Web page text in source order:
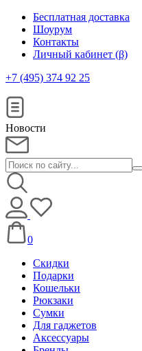
Бесплатная доставка
Шоурум
Контакты
Личный кабинет (β)
+7 (495) 374 92 25
Новости
0
Скидки
Подарки
Кошельки
Рюкзаки
Сумки
Для гаджетов
Аксессуары